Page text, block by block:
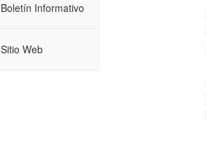
Boletín Informativo
Sitio Web